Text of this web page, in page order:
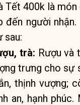
Tết 400k là
đến người
sau:
trà: Rượu và
trưng cho sự
thịnh vượng;
an, hạnh